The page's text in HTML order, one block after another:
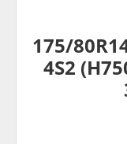
175/
4S2